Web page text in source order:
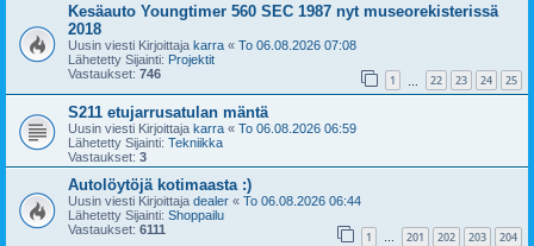
Kesäauto Youngtimer 560 SEC 1987 nyt museorekisterissä
2018
Uusin viesti Kirjoittaja karra « To 06.08.2026 07:08
Lähetetty Sijainti: Projektit
Vastaukset: 746 1 22 23 24 25
S211 etujarrusatulan mäntä
Uusin viesti Kirjoittaja karra « To 06.08.2026 06:59
Lähetetty Sijainti: Tekniikka
Vastaukset: 3
Autolöytöjä kotimaasta :)
Uusin viesti Kirjoittaja dealer « To 06.08.2026 06:44
Lähetetty Sijainti: Shoppailu
Vastaukset: 6111 1 … 201 202 203 204